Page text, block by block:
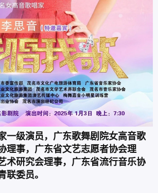
一级演员，广东歌舞剧院女高音歌
理事，广东省文艺志愿者协会理
术研究会理事，广东省流行音乐协
联委员。